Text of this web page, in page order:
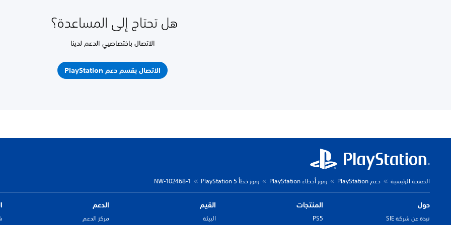
هل تحتاج إلى المساعدة؟
الاتصال باختصاصيي الدعم لدينا
الاتصال بقسم دعم PlayStation
الصفحة الرئيسية دعم PlayStation رموز أخطاء PlayStation رموز خطأ PlayStation 5 NW-102468-1
حول
نبذة عن شركة SIE
المنتجات
PS5
القيم
البيئة
الدعم
مركز الدعم